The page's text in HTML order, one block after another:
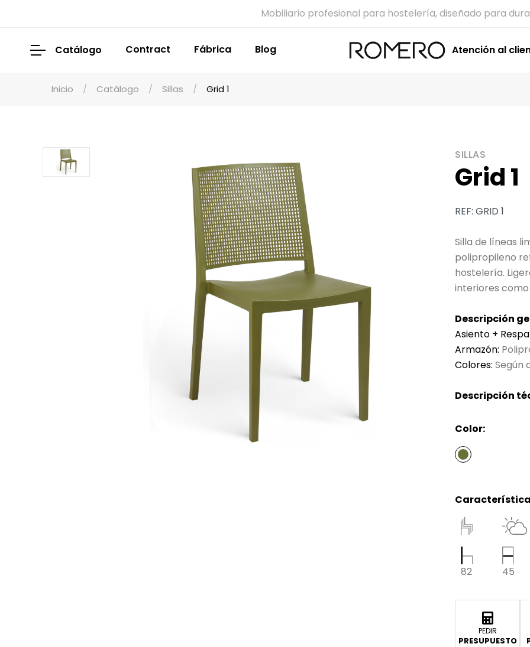
Mobiliario profesional para hostelería, diseñado para
Catálogo Contract Fábrica Blog Atención al
Inicio Catálogo Sillas Grid 1
SILLAS
Grid 1
REF: GRID 1
Silla de líneas
polipropileno
hostelería.
interiores
Descripción
Asiento +
Armazón:
Colores: Según
Descripción
Color:
82 45
PEDIR
PRESUPUESTO